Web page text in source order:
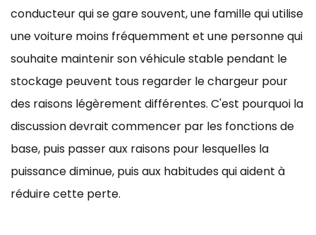
conducteur qui se gare souvent, une famille qui utilise
une voiture moins fréquemment et une personne qui
souhaite maintenir son véhicule stable pendant le
stockage peuvent tous regarder le chargeur pour
des raisons légèrement différentes. C'est pourquoi la
discussion devrait commencer par les fonctions de
base, puis passer aux raisons pour lesquelles la
puissance diminue, puis aux habitudes qui aident à
réduire cette perte.